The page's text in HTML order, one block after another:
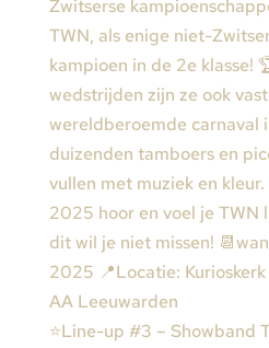
⭐️Line-up #3 – Showband